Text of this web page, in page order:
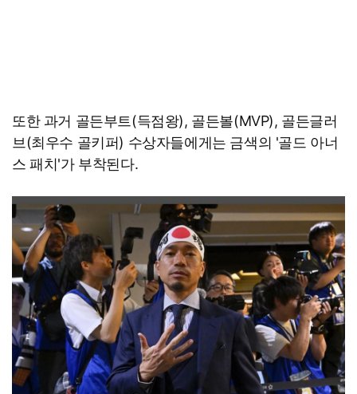
또한 과거 골든부트(득점왕), 골든볼(MVP), 골든글러
브(최우수 골키퍼) 수상자들에게는 금색의 '골드 아너
스 패치'가 부착된다.